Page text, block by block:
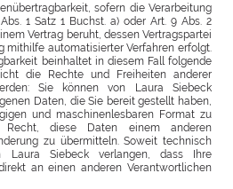
sofern die Verarbeitung
1 Satz 1 Buchst. a) oder Art. 9 Abs. 2
Vertrag beruht, dessen Vertragspartei
mithilfe automatisierter Verfahren erfolgt.
beinhaltet in diesem Fall folgende
die Rechte und Freiheiten anderer
Sie können von Laura Siebeck
Daten, die Sie bereit gestellt haben,
und maschinenlesbaren Format zu
diese Daten einem anderen
zu übermitteln. Soweit technisch
Laura Siebeck verlangen, dass Ihre
an einen anderen Verantwortlichen